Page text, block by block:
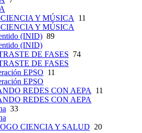
Y MÚSICA 11
Y MÚSICA
(INID) 89
(INID)
DE FASES 74
DE FASES
EPSO 11
EPSO
REDES CON AEPA 11
REDES CON AEPA
33
CIENCIA Y SALUD 20